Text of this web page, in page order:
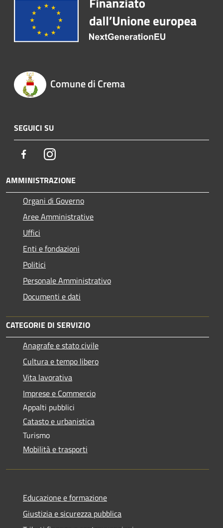
Comune di Crema
SEGUICI SU
FacebookInstagram
AMMINISTRAZIONE
Organi di Governo
Aree Amministrative
Uffici
Enti e fondazioni
Politici
Personale Amministrativo
Documenti e dati
CATEGORIE DI SERVIZIO
Anagrafe e stato civile
Cultura e tempo libero
Vita lavorativa
Imprese e Commercio
Appalti pubblici
Catasto e urbanistica
Turismo
Mobilità e trasporti
Educazione e formazione
Giustizia e sicurezza pubblica